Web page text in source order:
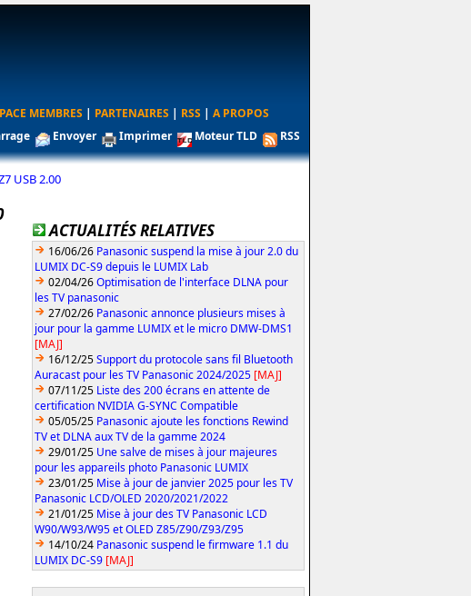
MEMBRES | PARTENAIRES | RSS | A PROPOS
Envoyer Imprimer Moteur TLD RSS
USB 2.00
ACTUALITÉS RELATIVES
16/06/26 Panasonic suspend la mise à jour 2.0 du
LUMIX DC-S9 depuis le LUMIX Lab
02/04/26Optimisation de l'interface DLNA pour
les TV panasonic
27/02/26 Panasonic annonce plusieurs mises à
jour pour la gamme LUMIX et le micro DMW-DMS1
[MAJ]
16/12/25Support du protocole sans fil Bluetooth
Auracast pour les TV Panasonic 2024/2025 [MAJ]
07/11/25 Liste des 200 écrans en attente de
certification NVIDIA G-SYNC Compatible
05/05/25 Panasonic ajoute les fonctions Rewind
TV et DLNA aux TV de la gamme 2024
29/01/25 Une salve de mises à jour majeures
pour les appareils photo Panasonic LUMIX
23/01/25 Mise à jour de janvier 2025 pour les TV
Panasonic LCD/OLED 2020/2021/2022
21/01/25 Mise à jour des TV Panasonic LCD
W90/W93/W95 et OLED Z85/Z90/Z93/Z95
14/10/24 Panasonic suspend le firmware 1.1 du
LUMIX DC-S9 [MAJ]